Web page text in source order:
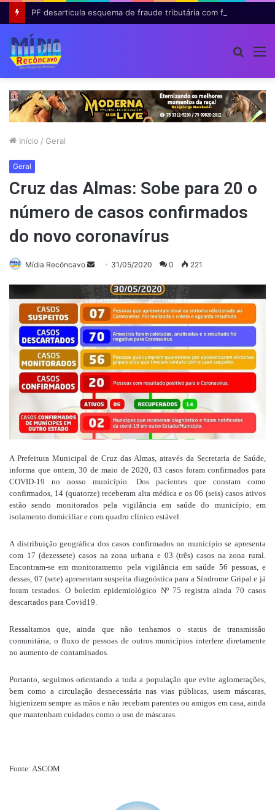
Início / Geral
Geral
Cruz das Almas: Sobe para 20 o
número de casos confirmados
do novo coronavírus
Mídia Recôncavo
Mande
mail
31/05/2020 0 221
A Prefeitura Municipal de Cruz das Almas, através da Secretaria de Saúde,
informa que ontem, 30 de maio de 2020, 03 casos foram confirmados para
COVID-19 no nosso município. Dos pacientes que constam como
confirmados, 14 (quatorze) receberam alta médica e os 06 (seis) casos ativos
estão sendo monitorados pela vigilância em saúde do município, em
isolamento domiciliar e com quadro clínico estável.
A distribuição geográfica dos casos confirmados no município se apresenta
com 17 (dezessete) casos na zona urbana e 03 (três) casos na zona rural.
Encontram-se em monitoramento pela vigilância em saúde 56 pessoas, e
dessas, 07 (sete) apresentam suspeita diagnóstica para a Síndrome Gripal e já
foram testados. O boletim epidemiológico Nº 75 registra ainda 70 casos
descartados para Covid19.
Ressaltamos que, ainda que não tenhamos o status de transmissão
comunitária, o fluxo de pessoas de outros municípios interfere diretamente
no aumento de contaminados.
Portanto, seguimos orientando a toda a população que evite aglomerações,
bem como a circulação desnecessária nas vias públicas, usem máscaras,
higienizem sempre as mãos e não recebam parentes ou amigos em casa, ainda
que mantenham cuidados como o uso de máscaras.
Fonte: ASCOM